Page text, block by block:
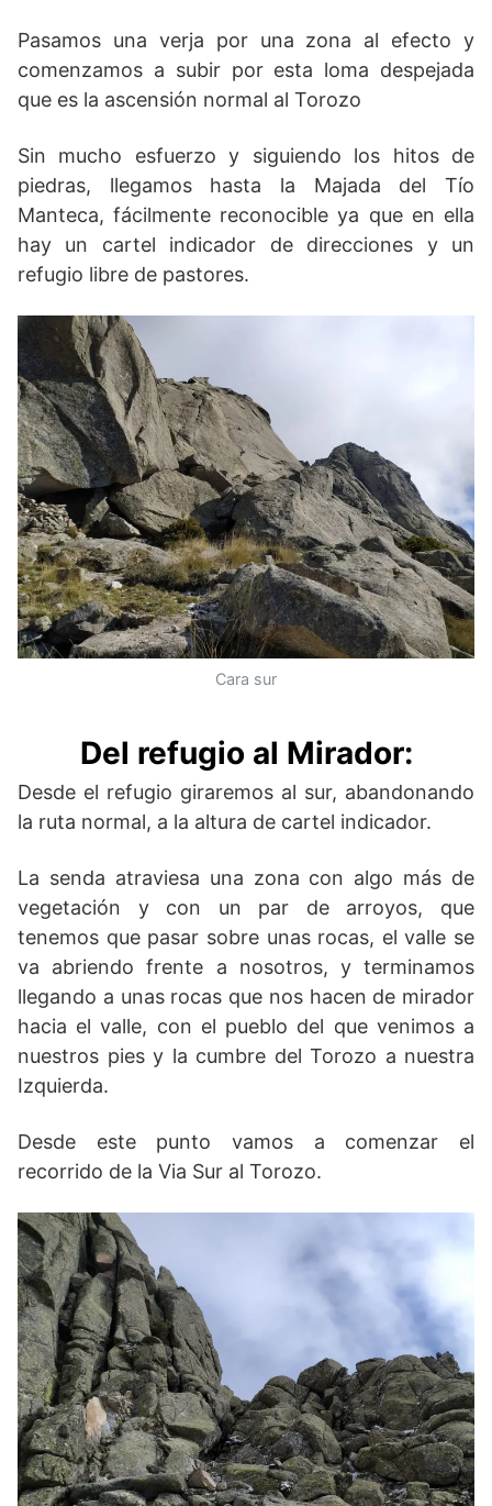
Pasamos una verja por una zona al efecto y
comenzamos a subir por esta loma despejada
que es la ascensión normal al Torozo
Sin mucho esfuerzo y siguiendo los hitos de
piedras, llegamos hasta la Majada del Tío
Manteca, fácilmente reconocible ya que en ella
hay un cartel indicador de direcciones y un
refugio libre de pastores.
Cara sur
Del refugio al Mirador:
Desde el refugio giraremos al sur, abandonando
la ruta normal, a la altura de cartel indicador.
La senda atraviesa una zona con algo más de
vegetación y con un par de arroyos, que
tenemos que pasar sobre unas rocas, el valle se
va abriendo frente a nosotros, y terminamos
llegando a unas rocas que nos hacen de mirador
hacia el valle, con el pueblo del que venimos a
nuestros pies y la cumbre del Torozo a nuestra
Izquierda.
Desde este punto vamos a comenzar el
recorrido de la Via Sur al Torozo.